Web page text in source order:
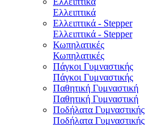
Ελλειπτικά
Ελλειπτικά - Stepper
Ελλειπτικά - Stepper
Κωπηλατικές
Κωπηλατικές
Πάγκοι Γυμναστικής
Πάγκοι Γυμναστικής
Παθητική Γυμναστική
Παθητική Γυμναστική
Ποδήλατα Γυμναστικής
Ποδήλατα Γυμναστικής